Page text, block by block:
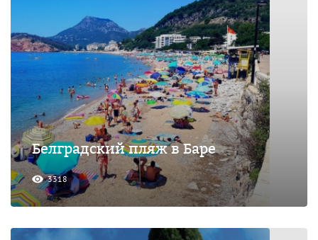
Белградский пляж в Баре
3318